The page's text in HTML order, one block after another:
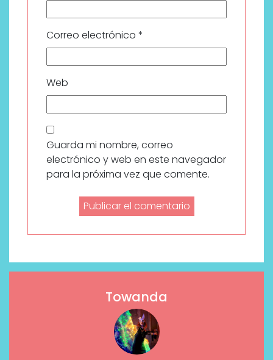
Correo electrónico *
Web
Guarda mi nombre, correo
electrónico y web en este navegador
para la próxima vez que comente.
Towanda